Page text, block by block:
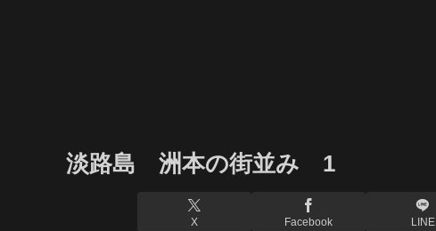
淡路島 洲本の街並み 1
X Facebook LINE